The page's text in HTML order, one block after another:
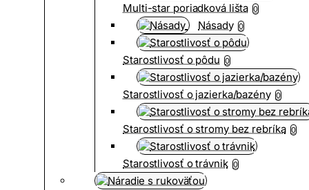
Multi-star poriadková lišta 0
Násady 0
Starostlivosť o pôdu 0
Starostlivosť o jazierka/bazény 0
Starostlivosť o stromy bez rebríka 0
Starostlivosť o trávnik 0